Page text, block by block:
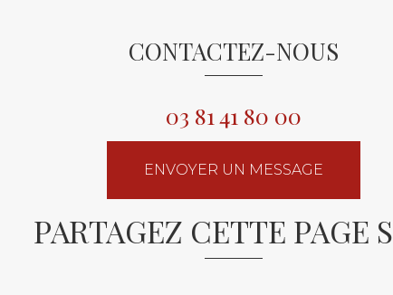
CONTACTEZ-NOUS
03 81 41 80 00
ENVOYER UN MESSAGE
PARTAGEZ CETTE PAGE